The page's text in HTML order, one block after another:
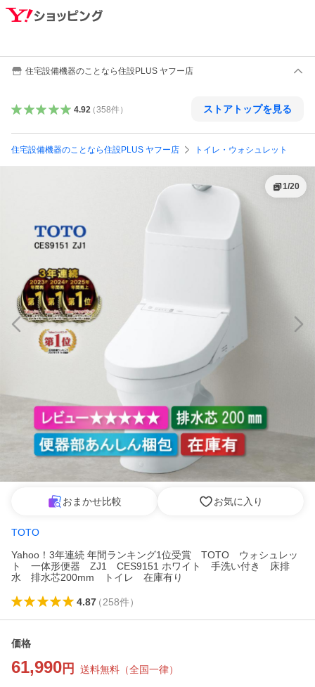
住宅設備機器のことなら住設PLUS ヤフー店
4.92（358件） ストアトップを見る
住宅設備機器のことなら住設PLUS ヤフー店 トイレ・ウォシュレット
1/20
おまかせ比較 お気に入り
TOTO
Yahoo！3年連続 年間ランキング1位受賞 TOTO ウォシュレッ
ト 一体形便器 ZJ1 CES9151 ホワイト 手洗い付き 床排
水 排水芯200mm トイレ 在庫有り
4.87（258件）
価格
61,990 円 送料無料 （全国一律）